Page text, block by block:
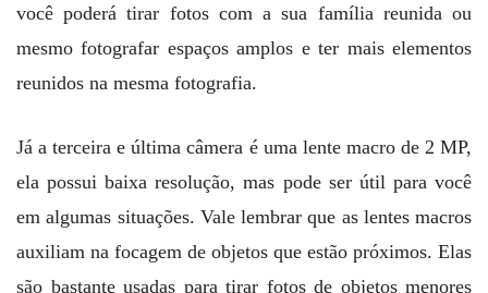
você poderá tirar fotos com a sua família reunida ou
mesmo fotografar espaços amplos e ter mais elementos
reunidos na mesma fotografia.
Já a terceira e última câmera é uma lente macro de 2 MP,
ela possui baixa resolução, mas pode ser útil para você
em algumas situações. Vale lembrar que as lentes macros
auxiliam na focagem de objetos que estão próximos. Elas
são bastante usadas para tirar fotos de objetos menores